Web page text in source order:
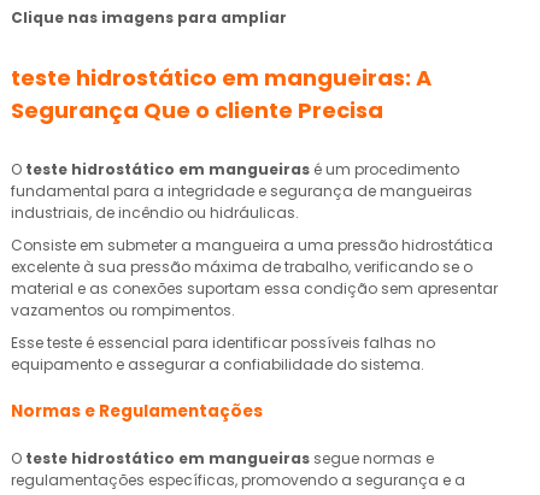
Clique nas imagens para ampliar
teste hidrostático em mangueiras: A
Segurança Que o cliente Precisa
O teste hidrostático em mangueiras é um procedimento
fundamental para a integridade e segurança de mangueiras
industriais, de incêndio ou hidráulicas.
Consiste em submeter a mangueira a uma pressão hidrostática
excelente à sua pressão máxima de trabalho, verificando se o
material e as conexões suportam essa condição sem apresentar
vazamentos ou rompimentos.
Esse teste é essencial para identificar possíveis falhas no
equipamento e assegurar a confiabilidade do sistema.
Normas e Regulamentações
O teste hidrostático em mangueiras segue normas e
regulamentações específicas, promovendo a segurança e a